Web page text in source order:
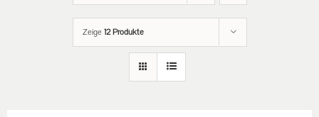
Zeige 12 Produkte